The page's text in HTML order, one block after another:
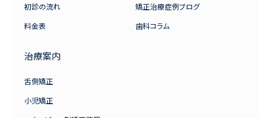
初診の流れ
料金表
矯正治療症例ブログ
歯科コラム
治療案内
舌側矯正
小児矯正